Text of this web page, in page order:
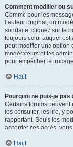
Comment modifier ou
Comme pour les
l’auteur original, un
sondage, cliquez sur le
toujours celui auquel est
peut modifier une option
modérateurs et les
pour empêcher le
Haut
Pourquoi ne puis-je
Certains forums peuvent
les consulter, les lire, y
rapportant. Seuls les
accorder ces accès,
Haut